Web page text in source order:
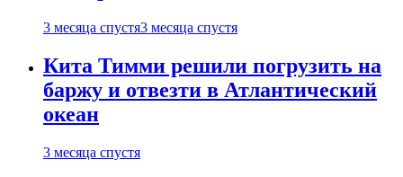
3 месяца спустя3 месяца спустя
Кита Тимми решили погрузить на
баржу и отвезти в Атлантический
океан
3 месяца спустя